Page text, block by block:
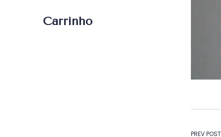
PREV POST
Carrinho